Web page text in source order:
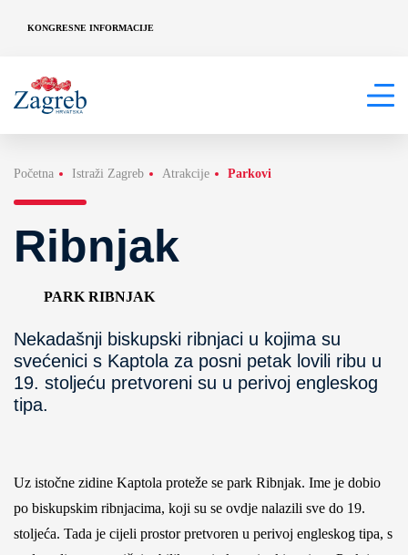
KONGRESNE INFORMACIJE
Početna Istraži Zagreb Atrakcije Parkovi
Ribnjak
PARK RIBNJAK
Nekadašnji biskupski ribnjaci u kojima su
svećenici s Kaptola za posni petak lovili ribu u
19. stoljeću pretvoreni su u perivoj engleskog
tipa.
Uz istočne zidine Kaptola proteže se park Ribnjak. Ime je dobio
po biskupskim ribnjacima, koji su se ovdje nalazili sve do 19.
stoljeća. Tada je cijeli prostor pretvoren u perivoj engleskog tipa, s